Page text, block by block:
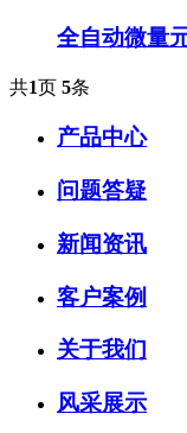
全自动微量
共1页 5条
产品中心
问题答疑
新闻资讯
客户案例
关于我们
风采展示